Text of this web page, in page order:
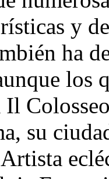
y
ha
los
Il
su
Artista